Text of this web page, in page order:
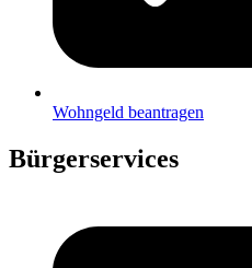
Wohngeld beantragen
Bürgerservices